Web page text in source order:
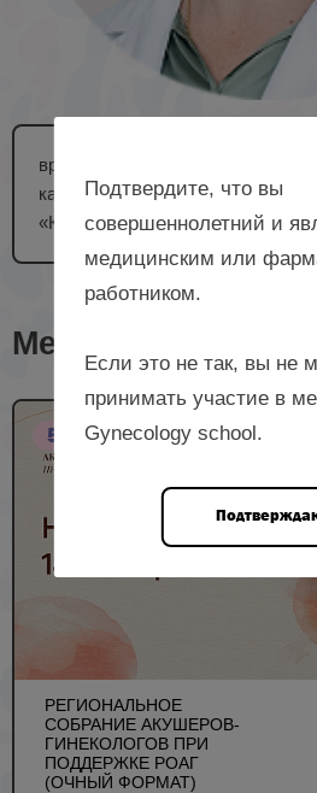
врач – акушер-гинеколог высшей
категории, хирург-эндоскопист,
«Клиника профессора Пасман»,
Мероприятия с
5 НМО
РЕГИОНАЛЬНОЕ
СОБРАНИЕ АКУШЕРОВ-
ГИНЕКОЛОГОВ ПРИ
ПОДДЕРЖКЕ РОАГ
(ОЧНЫЙ ФОРМАТ)
Подтвердите, что вы
совершеннолетний и
медицинским или
работником.
Если это не так, вы не
принимать участие в
Gynecology school.